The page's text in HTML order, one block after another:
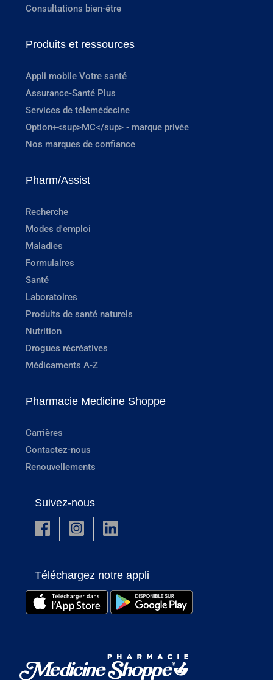
Consultations bien-être
Produits et ressources
Appli mobile Votre santé
Assurance-Santé Plus
Services de télémédecine
Option+<sup>MC</sup> - marque privée
Nos marques de confiance
Pharm/Assist
Recherche
Modes d'emploi
Maladies
Formulaires
Santé
Laboratoires
Produits de santé naturels
Nutrition
Drogues récréatives
Médicaments A-Z
Pharmacie Medicine Shoppe
Carrières
Contactez-nous
Renouvellements
Suivez-nous
Téléchargez notre appli